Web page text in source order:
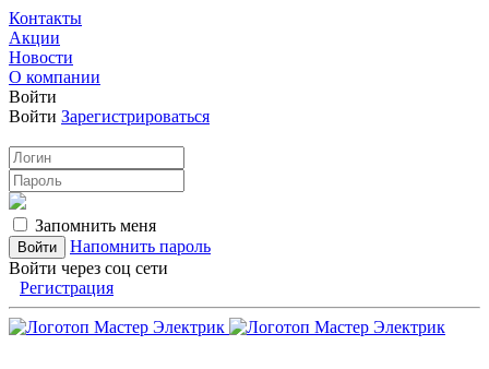
Контакты
Акции
Новости
О компании
Войти
Войти Зарегистрироваться
Запомнить меня
Напомнить пароль
Войти через соц сети
Регистрация